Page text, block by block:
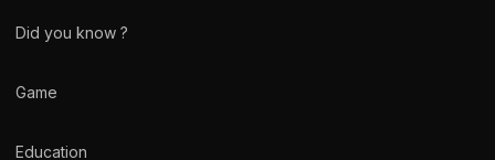
Did you know ?
Game
Education